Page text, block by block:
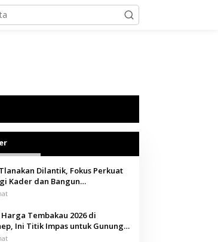
Dilantik, Fokus Perkuat
Kader dan Bangun
Ekonomi
Tembakau 2026 di
Ini Titik Impas untuk Gunung,
Sawah